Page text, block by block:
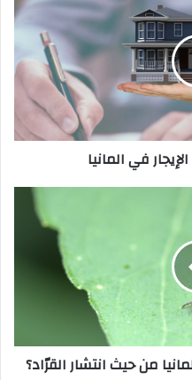
في المانيا
من حيث انتشار القرّاد؟